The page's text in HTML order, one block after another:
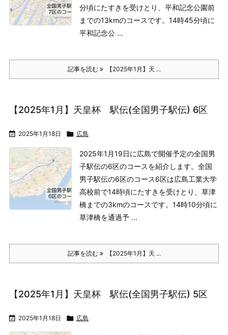
分頃にたすきを受けとり、平和記念公園前
までの13kmのコースです。14時45分頃に
平和記念公 ...
記事を読む 【2025年1月】天 ...
【2025年1月】天皇杯 駅伝(全国男子駅伝) 6区
 2025年1月18日  広島
2025年1月19日に広島で開催予定の全国男
子駅伝の6区のコースを紹介します。 全国
男子駅伝の6区のコース6区は広島工業大学
高校前で14時頃にたすきを受けとり、草津
橋までの3kmのコースです。14時10分頃に
草津橋を通過予 ...
記事を読む 【2025年1月】天 ...
【2025年1月】天皇杯 駅伝(全国男子駅伝) 5区
 2025年1月18日  広島